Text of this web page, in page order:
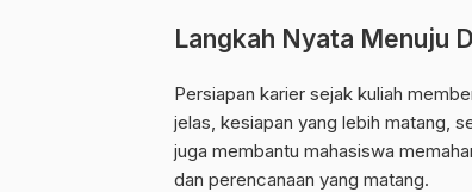
Langkah Nyata Menuju
Persiapan karier sejak kuliah
jelas, kesiapan yang lebih matang,
juga membantu mahasiswa
dan perencanaan yang matang.